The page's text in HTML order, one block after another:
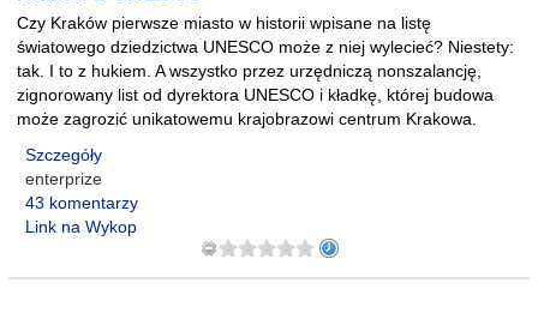
Czy Kraków pierwsze miasto w historii wpisane na listę
światowego dziedzictwa UNESCO może z niej wylecieć? Niestety:
tak. I to z hukiem. A wszystko przez urzędniczą nonszalancję,
zignorowany list od dyrektora UNESCO i kładkę, której budowa
może zagrozić unikatowemu krajobrazowi centrum Krakowa.
Szczegóły
enterprize
43 komentarzy
Link na Wykop